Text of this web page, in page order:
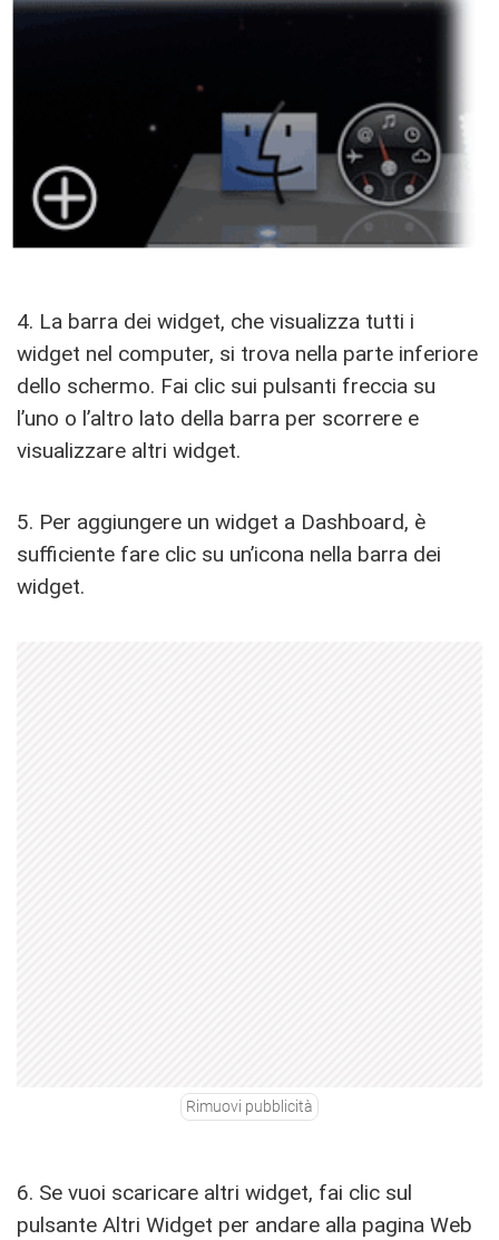
4. La barra dei widget, che visualizza tutti i
widget nel computer, si trova nella parte inferiore
dello schermo. Fai clic sui pulsanti freccia su
l’uno o l’altro lato della barra per scorrere e
visualizzare altri widget.
5. Per aggiungere un widget a Dashboard, è
sufficiente fare clic su un’icona nella barra dei
widget.
Rimuovi pubblicità
6. Se vuoi scaricare altri widget, fai clic sul
pulsante Altri Widget per andare alla pagina Web